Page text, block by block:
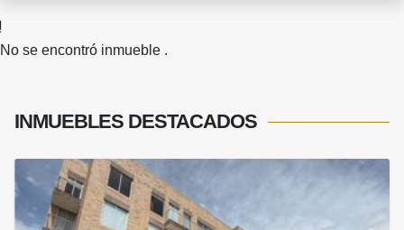
No se encontró inmueble .
INMUEBLES DESTACADOS